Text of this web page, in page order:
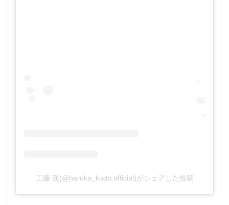
工藤 遥(@haruka_kudo.official)がシェアした投稿